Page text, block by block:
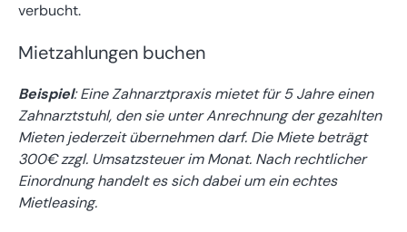
verbucht.
Mietzahlungen buchen
Beispiel: Eine Zahnarztpraxis mietet für 5 Jahre einen
Zahnarztstuhl, den sie unter Anrechnung der gezahlten
Mieten jederzeit übernehmen darf. Die Miete beträgt
300€ zzgl. Umsatzsteuer im Monat. Nach rechtlicher
Einordnung handelt es sich dabei um ein echtes
Mietleasing.